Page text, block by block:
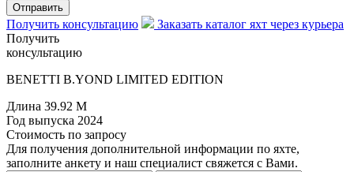
Отправить
Получить консультацию
Заказать каталог яхт через курьера
Получить
консультацию
BENETTI B.YOND LIMITED EDITION
Длина 39.92 M
Год выпуска 2024
Стоимость по запросу
Для получения дополнительной информации по яхте,
заполните анкету и наш специалист свяжется с Вами.